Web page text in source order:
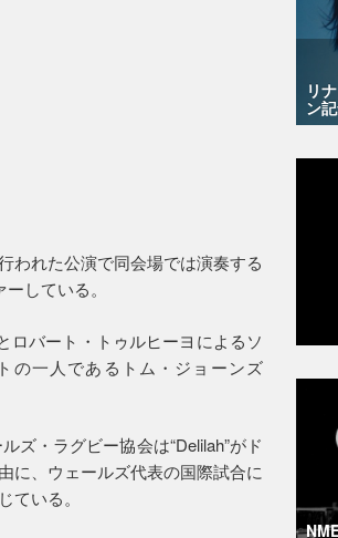
われた公演で同会場では演奏する
している。
ロバート・トゥルヒーヨによるソ
の一人であるトム・ジョーンズ
ズ・ラグビー協会は“Delilah”がド
に、ウェールズ代表の国際試合に
いる。
リ
ン